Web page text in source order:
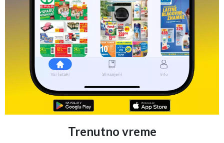
Trenutno vreme